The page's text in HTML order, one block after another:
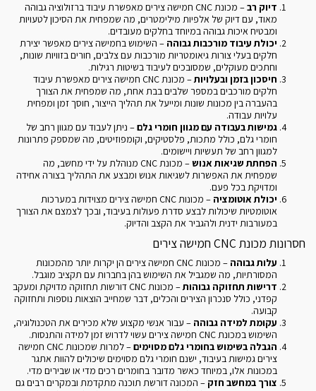
דיוק רב
– מכונת CNC חמישה צירים מאפשרת עיבוד ברזולוציה גבוהה
מאוד, עם דיוק של אלפיות מילימטרים, מה שמפחית את הסיכון לטעויות
ומבטיח איכות גבוהה במיוחד בחלקים מעובדים.
יכולת עיבוד מורכבות גבוהה – השימוש בחמישה צירים מאפשר יצירת
חלקים בעלי צורות גיאומטריות מורכבות עם צלבים, חורים בזוויות שונות,
וחתכים מעוקלים, שמסובכים לעיבוד בשיטות רגילות.
חיסכון בזמן ובעלויות
– מכונת CNC חמישה צירים מאפשרת עיבוד
חלקים מורכבים במספר שלבים בבת אחת, מה שמפחית את הצורך
בהעברה בין מכונות שונות ומייעל את תהליך הייצור, חוסך זמן ומפחית
עלויות עבודה.
גמישות בעבודה עם מגוון חומרי גלם– ניתן לעבוד עם מגוון רחב של
חומרי גלם, כולל מתכות, פלסטיקים, וקומפוזיטים, מה שמספק פתרונות
למגוון רחב של תעשיות ויישומים.
הפחתת שגיאות אנוש
– מכונת CNC מנוהלת על ידי מחשב, מה
שמפחית את האפשרות לשגיאות אנוש ומבצע את התהליך בצורה אחידה
ומדויקת בכל פעם.
יכולת אוטומציה
– מכונות CNC חמישה צירים מצוידות במערכות
אוטומטיות שיכולות לבצע סדרת פעולות בעיבוד, ובכך לצמצם את הצורך
במעורבות ידנית ולהגביר את הקצב והדיוק.
חסרונות מכונת CNC חמישה צירים
עלות גבוהה
– מכונות CNC חמישה צירים הן יקרות יותר מהמכונות
המסורתיות, מה שמגביל את השימוש בהן בחברות עם תקציב מוגבל.
דרישות תחזוקה גבוהות
– מכונות CNC דורשות תחזוקה מדויקת ומעקב
קפדני, כולל סנכרון הצירים והכלים, דבר שמחייב הוצאות נוספות ותחזוקה
קבועה.
עקומת למידה גבוהה – עבור אנשי מקצוע שלא מכירים את הטכנולוגיה,
השימוש במכונת CNC חמישה צירים עשוי לדרוש זמן למידה והתנסות.
הגבלה בשימוש בחומרי גלם מסוימים
– למרות שמכונות CNC חמישה
צירים גמישות בעיבוד, ישנם חומרי גלם מסוימים שיכולים להוות אתגר
במכונות אלו, במיוחד כאשר מדובר בחומרים רכים מדי או שבירים מדי.
צורך במחשב חזק – המכונה דורשת תוכנה מתקדמת ובמקרים רבים גם